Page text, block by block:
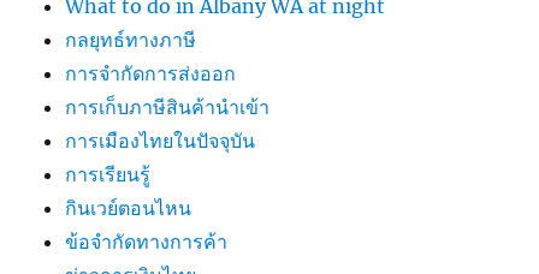
What to do in Albany WA at night
กลยุทธ์ทางภาษี
การจำกัดการส่งออก
การเก็บภาษีสินค้านำเข้า
การเมืองไทยในปัจจุบัน
การเรียนรู้
กินเวย์ตอนไหน
ข้อจำกัดทางการค้า